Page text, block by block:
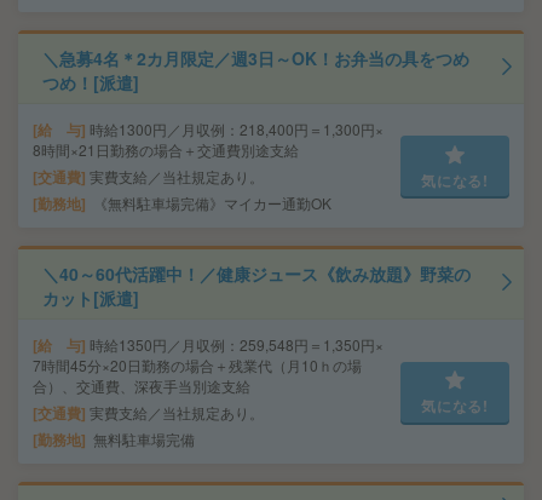
＼急募4名＊2カ月限定／週3日～OK！お弁当の具をつめ
つめ！[派遣]
給 与 時給1300円／月収例：218,400円＝1,300円×
8時間×21日勤務の場合＋交通費別途支給
交通費 実費支給／当社規定あり。
勤務地 《無料駐車場完備》マイカー通勤OK
気になる!
＼40～60代活躍中！／健康ジュース《飲み放題》野菜の
カット[派遣]
給 与 時給1350円／月収例：259,548円＝1,350円×
7時間45分×20日勤務の場合＋残業代（月10ｈの場
合）、交通費、深夜手当別途支給
交通費 実費支給／当社規定あり。
勤務地 無料駐車場完備
気になる!